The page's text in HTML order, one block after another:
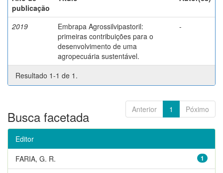
publicação
2019
Embrapa Agrossilvipastoril:
primeiras contribuições para o
desenvolvimento de uma
agropecuária sustentável.
-
Resultado 1-1 de 1.
Anterior 1 Póximo
Busca facetada
Editor
1
FARIA, G. R.